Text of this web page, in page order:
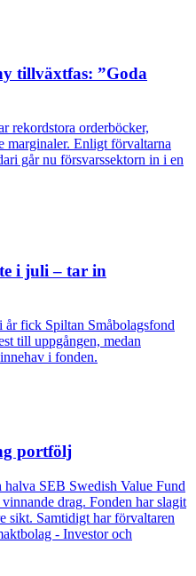
tillväxtfas: ”Goda
rekordstora orderböcker,
marginaler. Enligt förvaltarna
går nu försvarssektorn in i en
i juli – tar in
fick Spiltan Småbolagsfond
till uppgången, medan
i fonden.
portfölj
SEB Swedish Value Fund
drag. Fonden har slagit
sikt. Samtidigt har förvaltaren
- Investor och